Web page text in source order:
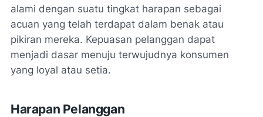
alami dengan suatu tingkat harapan sebagai
acuan yang telah terdapat dalam benak atau
pikiran mereka. Kepuasan pelanggan dapat
menjadi dasar menuju terwujudnya konsumen
yang loyal atau setia.
Harapan Pelanggan